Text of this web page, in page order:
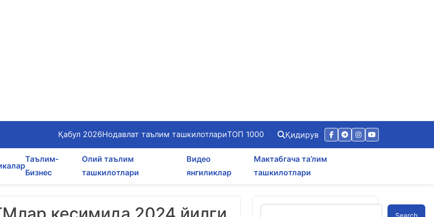
Қабул 2026Нодавлат таълим ташкилотлариТОП 1000 Қидирув
Таълим-
Бизнес
Олий таълим
ташкилотлари
Видео
янгиликлар
Мактабгача та’лим
ташкилотлари
Search